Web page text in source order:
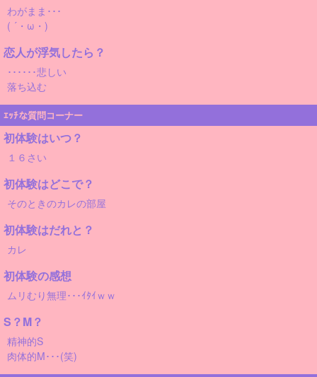
わがまま･･･
( ´・ω・)
恋人が浮気したら？
･･････悲しい
落ち込む
ｴｯﾁな質問コーナー
初体験はいつ？
１６さい
初体験はどこで？
そのときのカレの部屋
初体験はだれと？
カレ
初体験の感想
ムリむり無理･･･ｲﾀｲｗｗ
S？M？
精神的S
肉体的M･･･(笑)